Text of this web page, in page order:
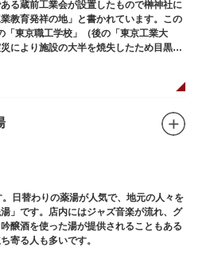
る蔵前工業会が設置したもので榊神社に
教育発祥の地」と書かれています。この
東京職工学校」（後の「東京工業大
により施設の大半を焼失したため目黒に
日替わりの薬湯が人気で、地元の人々を
」です。店内にはジャズ音楽が流れ、グ
醸酒を使った湯が提供されることもある
寄る人も多いです。